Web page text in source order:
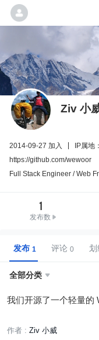
Ziv 小
2014-09-27 加入
IP属地
https://github.com/wewoor
Full Stack Engineer / Web
1
发布数
发布 评论 划
全部分类 
我们开源了一个轻量的
作者 : Ziv 小威